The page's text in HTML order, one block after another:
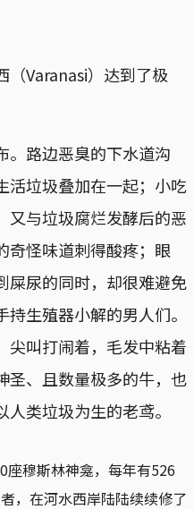
（Varanasi）达到了极
。路边恶臭的下水道沟
活垃圾叠加在一起；小吃
又与垃圾腐烂发酵后的恶
奇怪味道刺得酸疼；眼
屎尿的同时，却很难避免
生殖器小解的男人们。
尖叫打闹着，毛发中粘着
、且数量极多的牛，也
类垃圾为生的老鸢。
穆斯林神龛，每年有526
，在河水西岸陆陆续续修了